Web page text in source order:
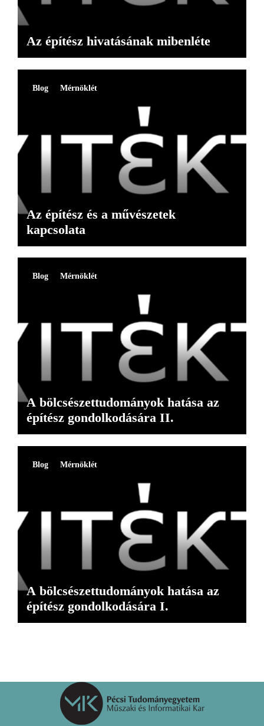
Az építész hivatásának mibenléte
Blog Mérnöklét
Az építész és a művészetek
kapcsolata
Blog Mérnöklét
A bölcsészettudományok hatása az
építész gondolkodására II.
Blog Mérnöklét
A bölcsészettudományok hatása az
építész gondolkodására I.